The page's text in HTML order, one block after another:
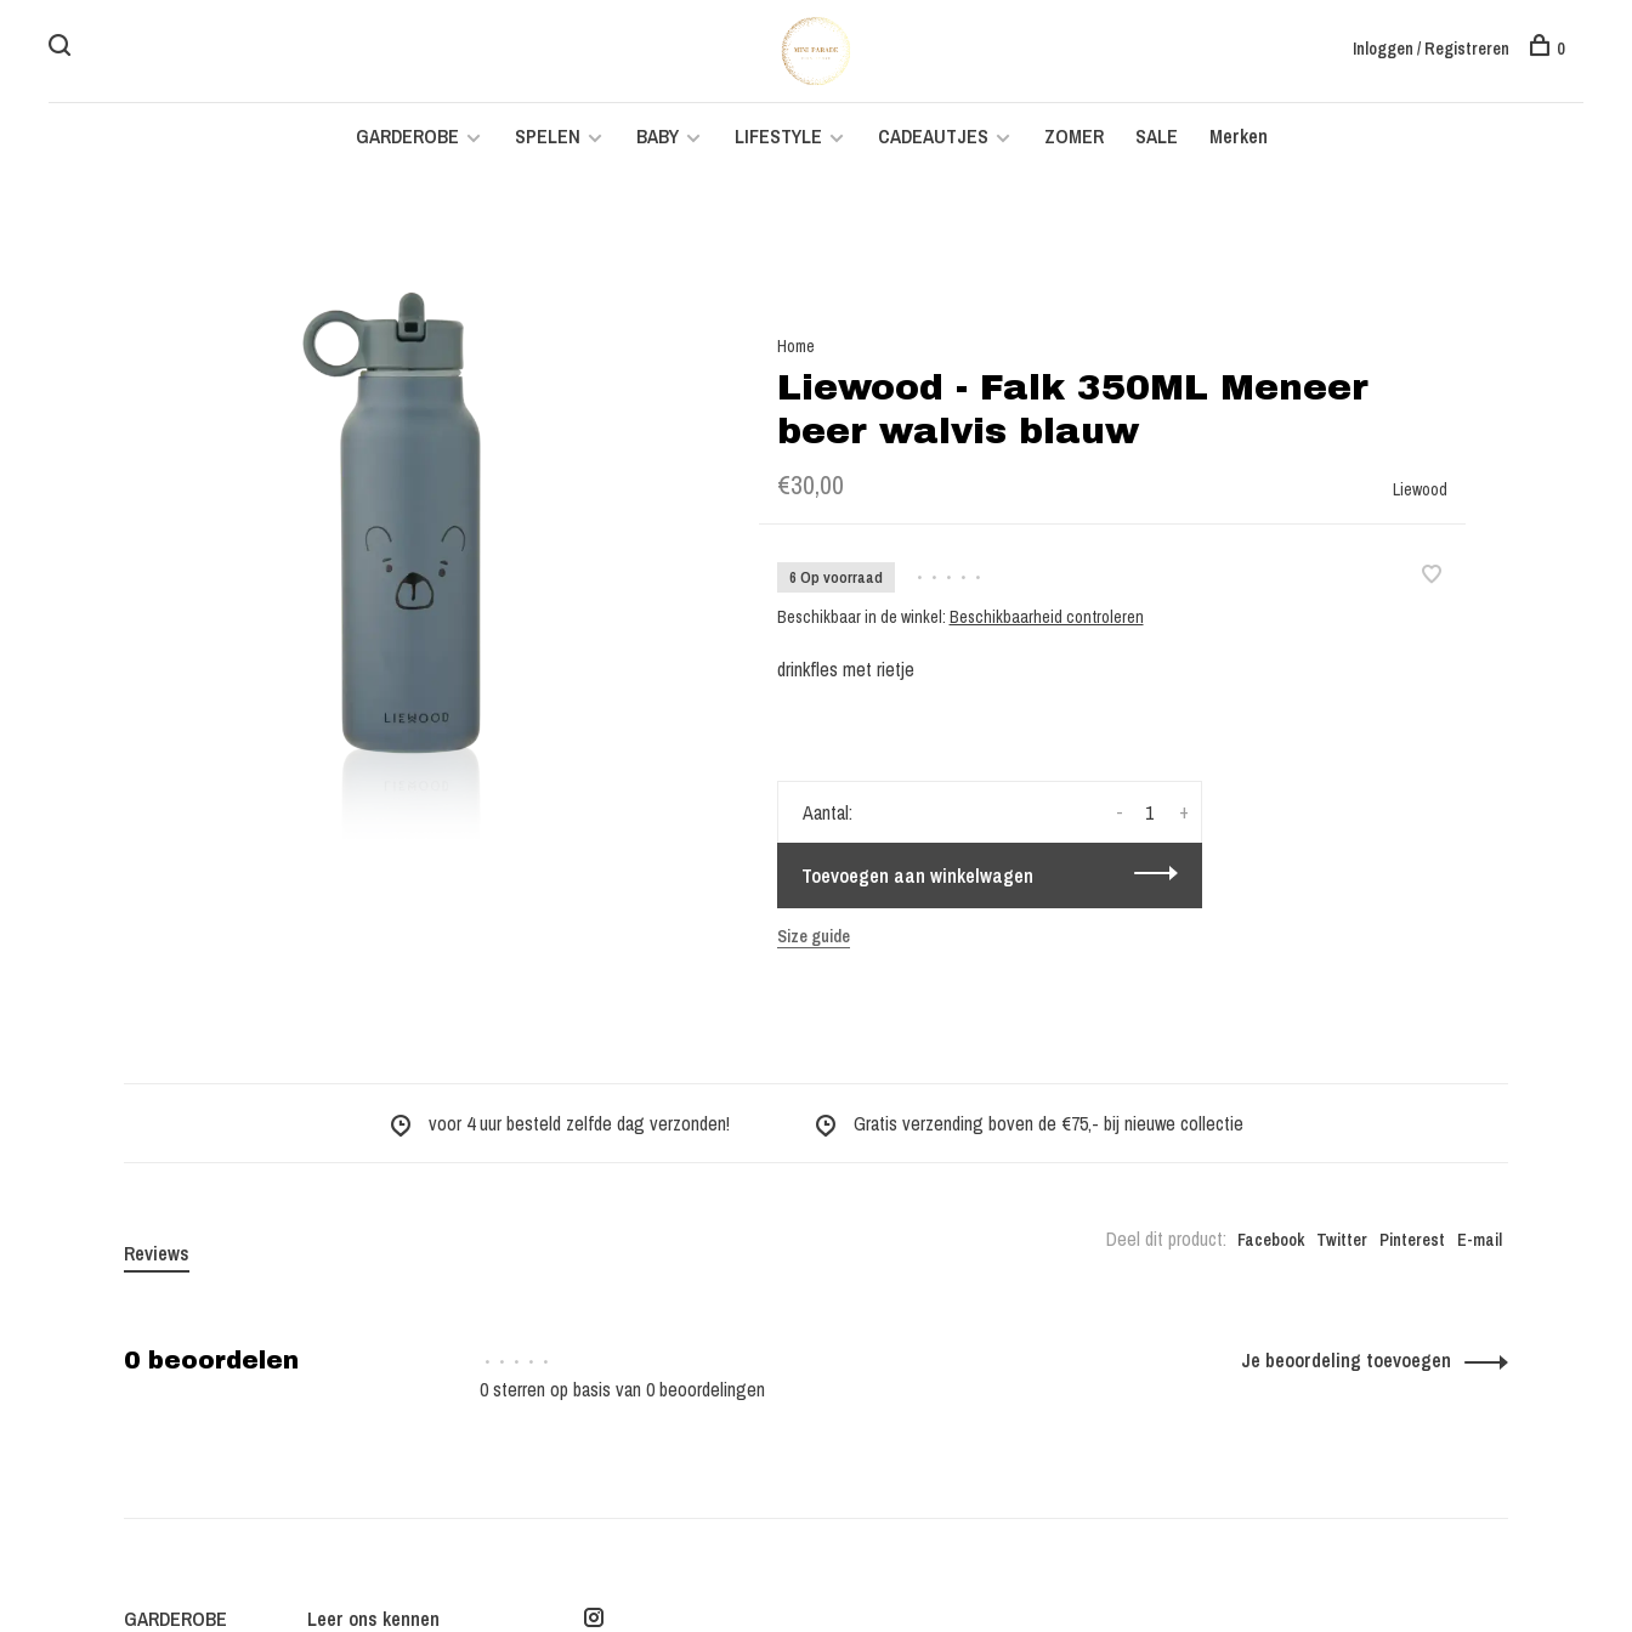
GARDEROBE SPELEN BABY LIFESTYLE CADEAUTJES ZOMER SALE Merken
Inloggen / Registreren 0
Home
Liewood - Falk 350ML Meneer
beer walvis blauw
€30,00 Liewood
6 Op voorraad • • • • •
Beschikbaar in de winkel: Beschikbaarheid controleren
drinkfles met rietje
Aantal: +
-
Toevoegen aan winkelwagen
Size guide
voor 4 uur besteld zelfde dag verzonden! Gratis verzending boven de €75,- bij nieuwe collectie
Deel dit product: Facebook Twitter Pinterest E-mail
Reviews
0 beoordelen • • • • •
0 sterren op basis van 0 beoordelingen
Je beoordeling toevoegen
GARDEROBE
Leer ons kennen